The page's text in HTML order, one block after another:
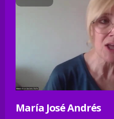
María José Andrés